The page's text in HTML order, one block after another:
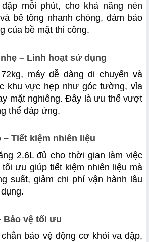
mỗi phút, cho khả năng nén
bê tông nhanh chóng, đảm bảo
của bề mặt thi công.
– Linh hoạt sử dụng
máy dễ dàng di chuyển và
khu vực hẹp như góc tường, vỉa
mặt nghiêng. Đây là ưu thế vượt
thể đáp ứng.
– Tiết kiệm nhiên liệu
2.6L đủ cho thời gian làm việc
ưu giúp tiết kiệm nhiên liệu mà
suất, giảm chi phí vận hành lâu
Bảo vệ tối ưu
bảo vệ động cơ khỏi va đập,